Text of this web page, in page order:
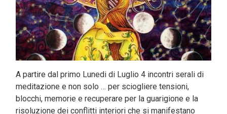
A partire dal primo Lunedi di Luglio 4 incontri serali di
meditazione e non solo … per sciogliere tensioni,
blocchi, memorie e recuperare per la guarigione e la
risoluzione dei conflitti interiori che si manifestano